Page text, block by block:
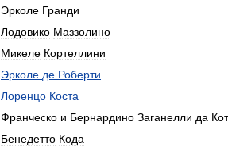
Эрколе Гранди
Лодовико Маззолино
Микеле Кортеллини
Эрколе де Роберти
Лоренцо Коста
Франческо и Бернардино Заганелли да
Бенедетто Кода